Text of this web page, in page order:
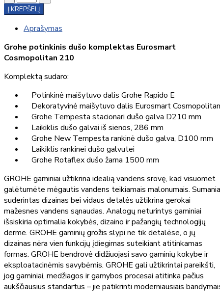
Į KREPŠELĮ
Aprašymas
Grohe potinkinis dušo komplektas Eurosmart
Cosmopolitan 210
Komplektą sudaro:
Potinkinė maišytuvo dalis Grohe Rapido E
Dekoratyvinė maišytuvo dalis Eurosmart Cosmopolitan
Grohe Tempesta stacionari dušo galva D210 mm
Laikiklis dušo galvai iš sienos, 286 mm
Grohe New Tempesta rankinė dušo galva, D100 mm
Laikiklis rankinei dušo galvutei
Grohe Rotaflex dušo žarna 1500 mm
GROHE gaminiai užtikrina idealią vandens srovę, kad visuomet
galėtumėte mėgautis vandens teikiamais malonumais.
suderintas dizainas bei vidaus detalės užtikrina gerokai
mažesnes vandens sąnaudas. Analogų neturintys gaminiai
išsiskiria optimalia kokybės, dizaino ir pažangių technologijų
derme. GROHE gaminių grožis slypi ne tik detalėse, o jų
dizainas nėra vien funkcijų įdiegimas suteikiant atitinkamas
formas. GROHE bendrovė didžiuojasi savo gaminių kokybe ir
eksploatacinėmis savybėmis. GROHE gali užtikrintai pareikšti,
jog gaminiai, medžiagos ir gamybos procesai atitinka pačius
aukščiausius standartus – jie patikrinti moderniausiais